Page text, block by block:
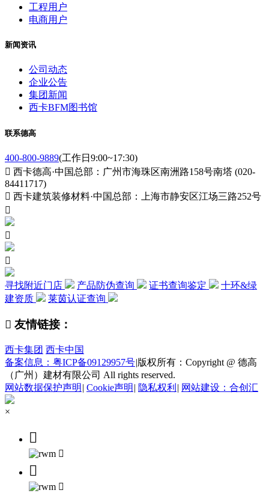
工程用户
电商用户
新闻资讯
公司动态
企业公告
集团新闻
西卡BFM图书馆
联系德高
400-800-9889(工作日9:00~17:30)
 西卡德高·中国总部：广州市海珠区南洲路158号南塔 (020-
84411717)
 西卡建筑装修材料·中国总部：上海市静安区江场三路252号



寻找附近门店 产品防伪查询 证书查询鉴定
十环&绿
建资质
莱茵认证查询
 友情链接：
西卡集团 西卡中国
备案信息：粤ICP备09129957号|版权所有：Copyright @ 德高
（广州）建材有限公司 All rights reserved.
网站数据保护声明 | Cookie声明 | 隐私权利 | 网站建设：合创汇
×



